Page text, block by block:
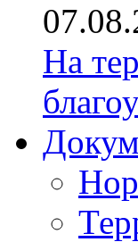
На